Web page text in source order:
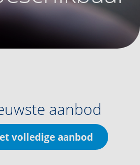
aanbod
volledige aanbod